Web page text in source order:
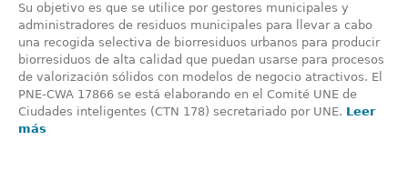
Su objetivo es que se utilice por gestores municipales y
administradores de residuos municipales para llevar a cabo
una recogida selectiva de biorresiduos urbanos para producir
biorresiduos de alta calidad que puedan usarse para procesos
de valorización sólidos con modelos de negocio atractivos. El
PNE-CWA 17866 se está elaborando en el Comité UNE de
Ciudades inteligentes (CTN 178) secretariado por UNE. Leer
más